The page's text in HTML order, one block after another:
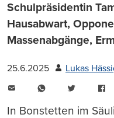
Schulpräsidentin
Hausabwart,
Massenabgänge,
25.6.2025 Lukas
WhatsAppTwitter
In Bonstetten im